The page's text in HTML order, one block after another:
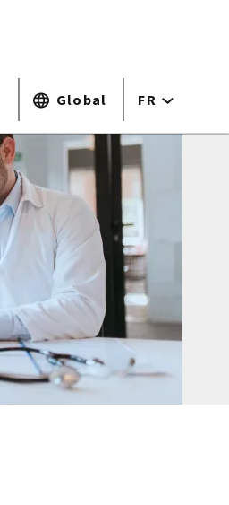
Global FR